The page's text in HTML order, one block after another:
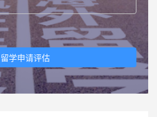
留学申请评估